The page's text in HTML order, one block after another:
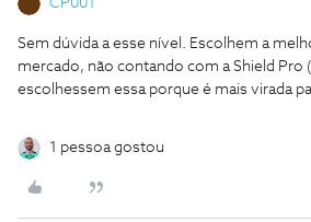
CP001
Sem dúvida a esse nível. Escolhem a
mercado, não contando com a Shield Pro
escolhessem essa porque é mais virada
1 pessoa gostou